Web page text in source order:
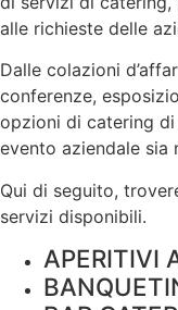
alle richieste delle
Dalle colazioni
conferenze,
opzioni di catering
evento aziendale sia
Qui di seguito,
servizi disponibili.
APERITIVI